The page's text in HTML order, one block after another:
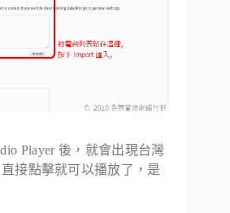
Player 後，就會出現台灣
接點擊就可以播放了，是